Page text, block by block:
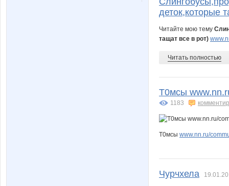
деток,которые
Читайте мою тему
тащат все в рот)
Читать полностью
Т0мсы
1183
Т0мсы www.nn.ru/
Чурчхела